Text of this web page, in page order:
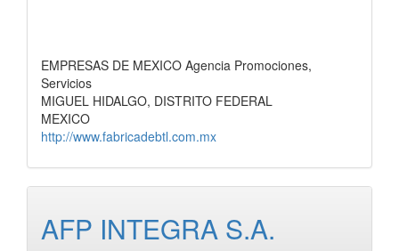
EMPRESAS DE MEXICO Agencia Promociones,
Servicios
MIGUEL HIDALGO, DISTRITO FEDERAL
MEXICO
http://www.fabricadebtl.com.mx
AFP INTEGRA S.A.